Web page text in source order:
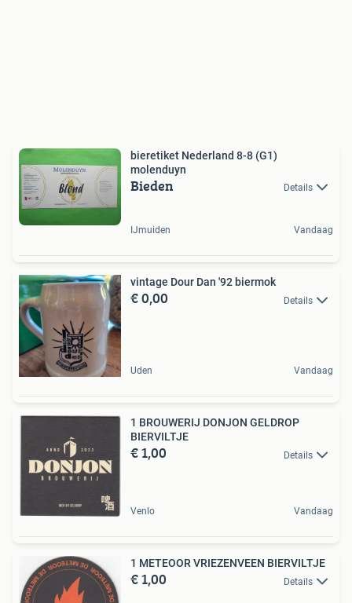
bieretiket Nederland 8-8 (G1)
molenduyn
Bieden Details
IJmuiden Vandaag
vintage Dour Dan '92 biermok
€ 0,00 Details
Uden Vandaag
1 BROUWERIJ DONJON GELDROP
BIERVILTJE
€ 1,00 Details
Venlo Vandaag
1 METEOOR VRIEZENVEEN BIERVILTJE
€ 1,00 Details